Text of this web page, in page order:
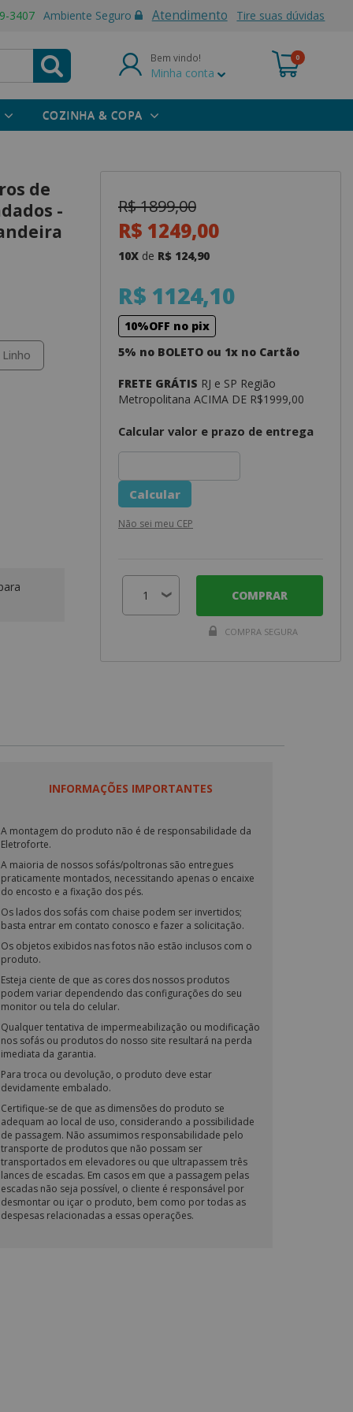
3407 Ambiente Seguro Atendimento Tire suas dúvidas
Bem vindo!
Minha conta
0
COZINHA & COPA
de
-
Linho
R$ 1899,00
R$ 1249,00
10X de R$ 124,90
R$ 1124,10
10%OFF no pix
5% no BOLETO ou 1x no Cartão
FRETE GRÁTIS RJ e SP Região
Metropolitana ACIMA DE R$1999,00
Calcular valor e prazo de entrega
Não sei meu CEP
COMPRAR
COMPRA SEGURA
INFORMAÇÕES IMPORTANTES
A montagem do produto não é de responsabilidade da
Eletroforte.
A maioria de nossos sofás/poltronas são entregues
praticamente montados, necessitando apenas o encaixe
do encosto e a fixação dos pés.
Os lados dos sofás com chaise podem ser invertidos;
basta entrar em contato conosco e fazer a solicitação.
Os objetos exibidos nas fotos não estão inclusos com o
produto.
Esteja ciente de que as cores dos nossos produtos
podem variar dependendo das configurações do seu
monitor ou tela do celular.
Qualquer tentativa de impermeabilização ou modificação
nos sofás ou produtos do nosso site resultará na perda
imediata da garantia.
Para troca ou devolução, o produto deve estar
devidamente embalado.
Certifique-se de que as dimensões do produto se
adequam ao local de uso, considerando a possibilidade
de passagem. Não assumimos responsabilidade pelo
transporte de produtos que não possam ser
transportados em elevadores ou que ultrapassem três
lances de escadas. Em casos em que a passagem pelas
escadas não seja possível, o cliente é responsável por
desmontar ou içar o produto, bem como por todas as
despesas relacionadas a essas operações.